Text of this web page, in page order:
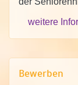
weitere
Bewerben